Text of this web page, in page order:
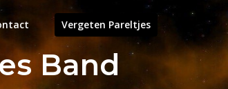
Vergeten Pareltjes
Band